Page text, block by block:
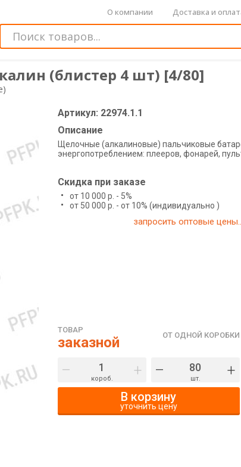
О компании Доставка и
(блистер 4 шт) [4/80]
Артикул: 22974.1.1
Описание
Щелочные (алкалиновые) пальчиковые
энергопотреблением: плееров, фонарей,
Скидка при заказе
от 10 000 р. - 5%
от 50 000 р. - от 10% (индивидуально )
запросить оптовые
ТОВАР
заказной ОТ ОДНОЙ КОРОБКИ
– короб. + – шт. +
В корзину
уточнить цену